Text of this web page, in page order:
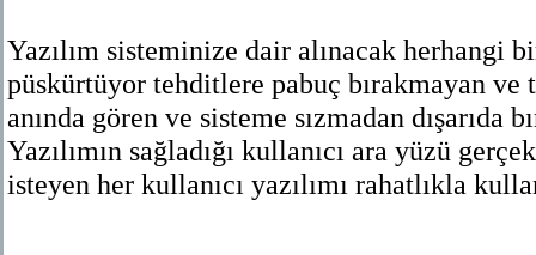
Yazılım sisteminize dair alınacak herhangi
püskürtüyor tehditlere pabuç bırakmayan ve
anında gören ve sisteme sızmadan dışarıda
Yazılımın sağladığı kullanıcı ara yüzü
isteyen her kullanıcı yazılımı rahatlıkla